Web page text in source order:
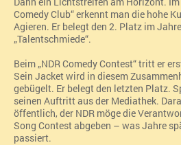
Comedy Club“ erkennt man die hohe
Agieren. Er belegt den 2. Platz im
„Talentschmiede“.
Beim „NDR Comedy Contest“ tritt er
Sein Jacket wird in diesem
gebügelt. Er belegt den letzten Platz.
seinen Auftritt aus der Mediathek.
öffentlich, der NDR möge die
Song Contest abgeben – was Jahre
passiert.